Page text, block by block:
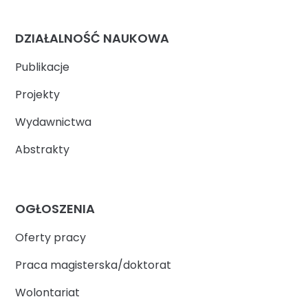
DZIAŁALNOŚĆ NAUKOWA
Publikacje
Projekty
Wydawnictwa
Abstrakty
OGŁOSZENIA
Oferty pracy
Praca magisterska/doktorat
Wolontariat